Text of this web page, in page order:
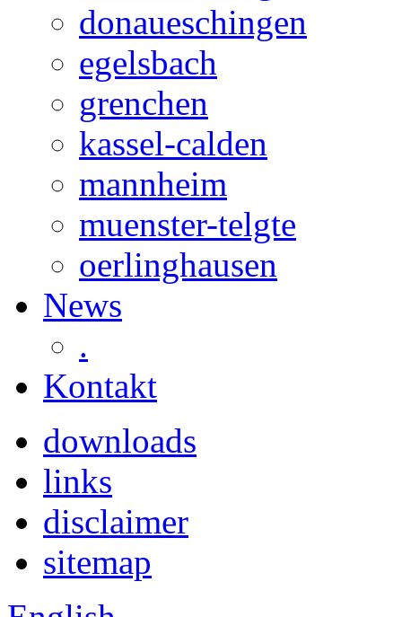
donaueschingen
egelsbach
grenchen
kassel-calden
mannheim
muenster-telgte
oerlinghausen
News
.
Kontakt
downloads
links
disclaimer
sitemap